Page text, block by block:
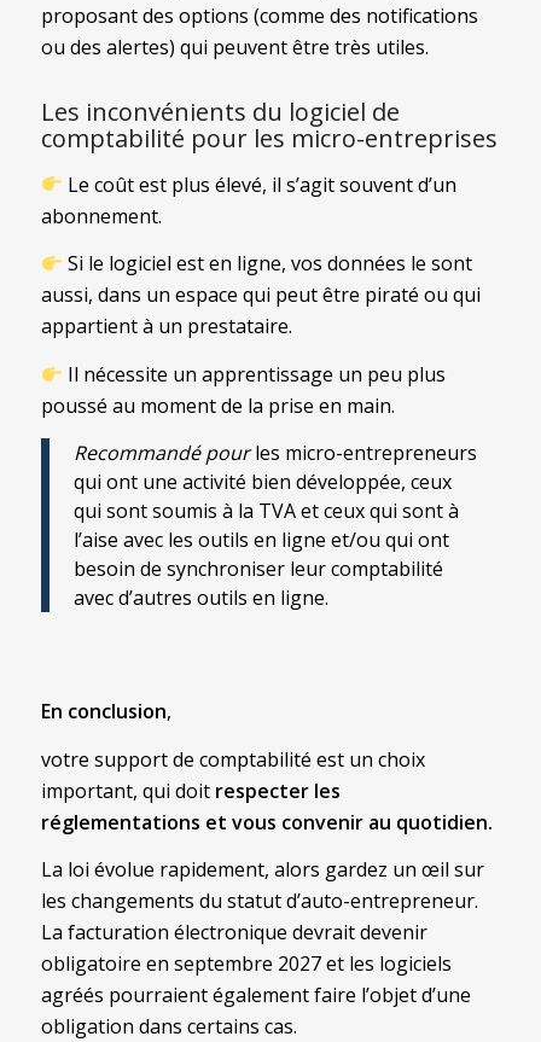
proposant des options (comme des notifications
ou des alertes) qui peuvent être très utiles.
Les inconvénients du logiciel de
comptabilité pour les micro-entreprises
Le coût est plus élevé, il s’agit souvent d’un
abonnement.
Si le logiciel est en ligne, vos données le sont
aussi, dans un espace qui peut être piraté ou qui
appartient à un prestataire.
Il nécessite un apprentissage un peu plus
poussé au moment de la prise en main.
Recommandé pourles micro-entrepreneurs
qui ont une activité bien développée, ceux
qui sont soumis à la TVA et ceux qui sont à
l’aise avec les outils en ligne et/ou qui ont
besoin de synchroniser leur comptabilité
avec d’autres outils en ligne.
En conclusion,
votre support de comptabilité est un choix
important, qui doit respecter les
réglementations et vous convenir au quotidien.
La loi évolue rapidement, alors gardez un œil sur
les changements du statut d’auto-entrepreneur.
La facturation électronique devrait devenir
obligatoire en septembre 2027 et les logiciels
agréés pourraient également faire l’objet d’une
obligation dans certains cas.